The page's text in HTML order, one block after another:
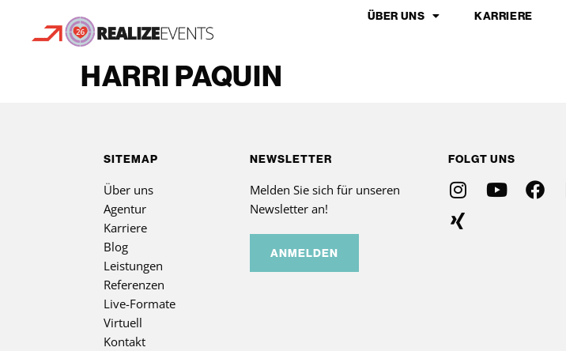
ÜBER UNS KARRIERE
HARRI PAQUIN
SITEMAP
Über uns
Agentur
Karriere
Blog
Leistungen
Referenzen
Live-Formate
Virtuell
Kontakt
NEWSLETTER
Melden Sie sich für unseren
Newsletter an!
ANMELDEN
FOLGT UNS